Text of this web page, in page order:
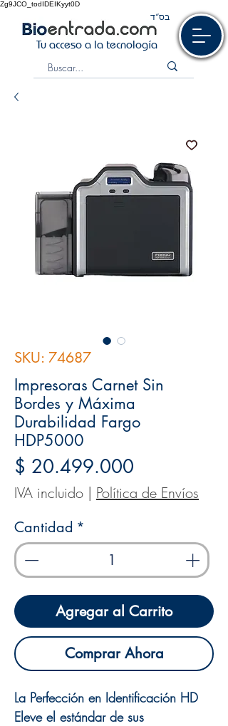
Zg9JCO_todIDEIKyyt0D
Tu acceso a la tecnología
בס“ד
SKU: 74687
Impresoras Carnet Sin
Bordes y Máxima
Durabilidad Fargo
HDP5000
$ 20.499.000
IVA incluido | Política de Envíos
Cantidad *
Agregar al Carrito
Comprar Ahora
La Perfección en Identificación HD
Eleve el estándar de sus